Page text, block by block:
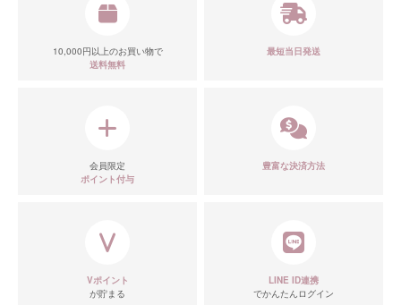
10,000円以上のお買い物で
送料無料
最短当日発送
会員限定
ポイント付与
豊富な決済方法
Vポイント
が貯まる
LINE ID連携
でかんたんログイン